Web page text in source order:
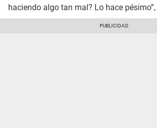
haciendo algo tan mal? Lo hace